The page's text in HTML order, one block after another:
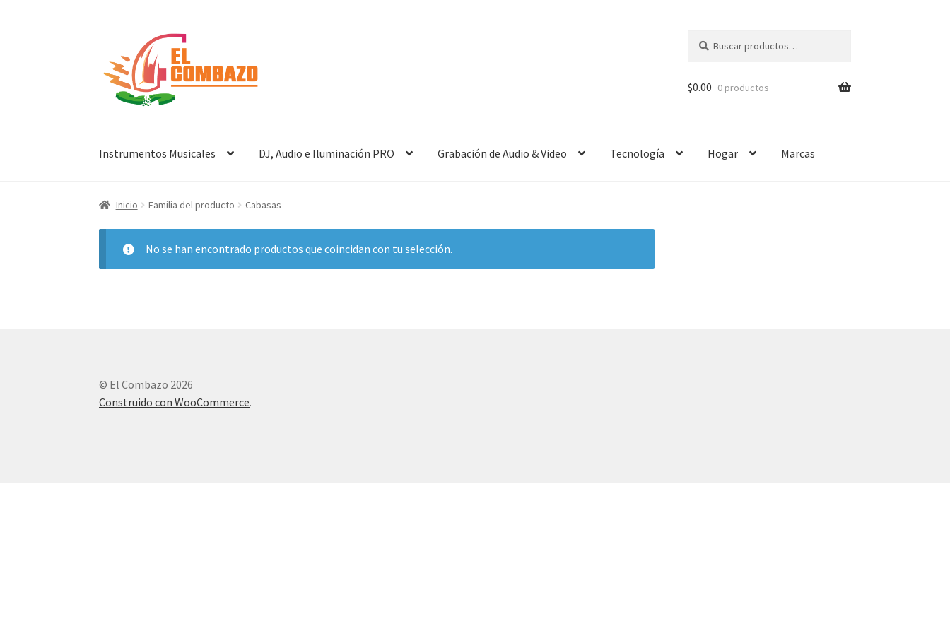
Instrumentos Musicales DJ, Audio e Iluminación PRO Grabación de Audio & Video Tecnología Hogar Marcas
$0.00 0 productos
Inicio Familia del producto Cabasas
No se han encontrado productos que coincidan con tu selección.
© El Combazo 2026
Construido con WooCommerce.